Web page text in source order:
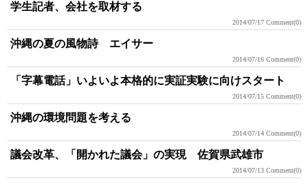
学生記者、会社を取材する
2014/07/17 Comment(0)
沖縄の夏の風物詩 エイサー
2014/07/16 Comment(0)
「字幕電話」いよいよ本格的に実証実験に向けスタート
2014/07/15 Comment(0)
沖縄の環境問題を考える
2014/07/14 Comment(0)
議会改革、「開かれた議会」の実現 佐賀県武雄市
2014/07/13 Comment(0)